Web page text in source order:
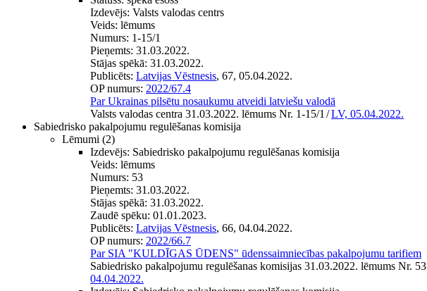
Izdevējs: Valsts valodas centrs
Veids: lēmums
Numurs: 1-15/1
Pieņemts: 31.03.2022.
Stājas spēkā: 31.03.2022.
Publicēts: Latvijas Vēstnesis, 67, 05.04.2022.
OP numurs: 2022/67.4
Par Ukrainas pilsētu nosaukumu atveidi latviešu valodā
Valsts valodas centra 31.03.2022. lēmums Nr. 1-15/1 /LV, 05.04.2022.
Sabiedrisko pakalpojumu regulēšanas komisija
Lēmumi (2)
Izdevējs: Sabiedrisko pakalpojumu regulēšanas komisija
Veids: lēmums
Numurs: 53
Pieņemts: 31.03.2022.
Stājas spēkā: 31.03.2022.
Zaudē spēku: 01.01.2023.
Publicēts: Latvijas Vēstnesis, 66, 04.04.2022.
OP numurs: 2022/66.7
Par SIA "KULDĪGAS ŪDENS" ūdenssaimniecības pakalpojumu tarifiem
Sabiedrisko pakalpojumu regulēšanas komisijas 31.03.2022. lēmums Nr. 53
04.04.2022.